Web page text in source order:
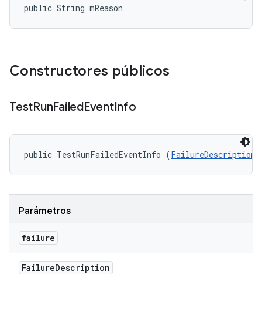
public String mReason
Constructores públicos
TestRunFailedEventInfo
public TestRunFailedEventInfo (FailureDescription
Parámetros
failure
FailureDescription